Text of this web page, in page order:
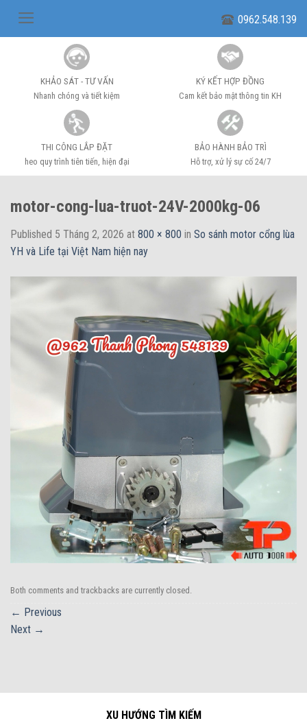
0962.548.139
KHẢO SÁT - TƯ VẤN
Nhanh chóng và tiết kiệm
KÝ KẾT HỢP ĐỒNG
Cam kết bảo mật thông tin KH
THI CÔNG LẮP ĐẶT
heo quy trình tiên tiến, hiện đại
BẢO HÀNH BẢO TRÌ
Hỗ trợ, xử lý sự cố 24/7
motor-cong-lua-truot-24V-2000kg-06
Published 5 Tháng 2, 2026 at 800 × 800 in So sánh motor cổng lùa
YH và Life tại Việt Nam hiện nay
Both comments and trackbacks are currently closed.
← Previous
Next →
XU HƯỚNG TÌM KIẾM